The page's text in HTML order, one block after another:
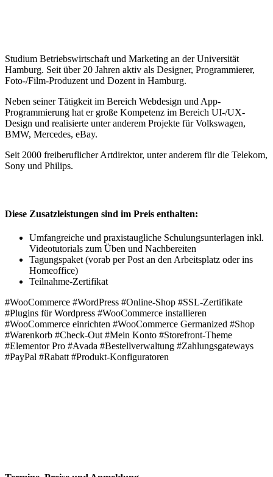
Studium Betriebswirtschaft und Marketing an der Universität
Hamburg. Seit über 20 Jahren aktiv als Designer, Programmierer,
Foto-/Film-Produzent und Dozent in Hamburg.
Neben seiner Tätigkeit im Bereich Webdesign und App-
Programmierung hat er große Kompetenz im Bereich UI-/UX-
Design und realisierte unter anderem Projekte für Volkswagen,
BMW, Mercedes, eBay.
Seit 2000 freiberuflicher Artdirektor, unter anderem für die Telekom,
Sony und Philips.
Diese Zusatzleistungen sind im Preis enthalten:
Umfangreiche und praxistaugliche Schulungsunterlagen inkl.
Videotutorials zum Üben und Nachbereiten
Tagungspaket (vorab per Post an den Arbeitsplatz oder ins
Homeoffice)
Teilnahme-Zertifikat
#WooCommerce #WordPress #Online-Shop #SSL-Zertifikate
#Plugins für Wordpress #WooCommerce installieren
#WooCommerce einrichten #WooCommerce Germanized #Shop
#Warenkorb #Check-Out #Mein Konto #Storefront-Theme
#Elementor Pro #Avada #Bestellverwaltung #Zahlungsgateways
#PayPal #Rabatt #Produkt-Konfiguratoren